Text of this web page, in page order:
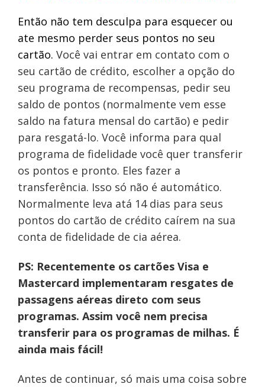
Então não tem desculpa para esquecer ou
ate mesmo perder seus pontos no seu
cartão. Você vai entrar em contato com o
seu cartão de crédito, escolher a opção do
seu programa de recompensas, pedir seu
saldo de pontos (normalmente vem esse
saldo na fatura mensal do cartão) e pedir
para resgatá-lo. Você informa para qual
programa de fidelidade você quer transferir
os pontos e pronto. Eles fazer a
transferência. Isso só não é automático.
Normalmente leva atá 14 dias para seus
pontos do cartão de crédito caírem na sua
conta de fidelidade de cia aérea.
PS: Recentemente os cartões Visa e
Mastercard implementaram resgates de
passagens aéreas direto com seus
programas. Assim você nem precisa
transferir para os programas de milhas. É
ainda mais fácil!
Antes de continuar, só mais uma coisa sobre